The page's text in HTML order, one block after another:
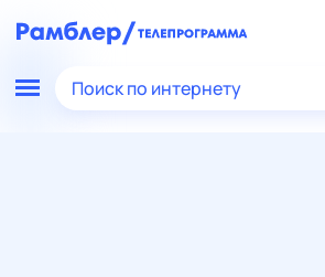
Поиск по интернету